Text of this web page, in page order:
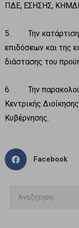
ΠΔΕ, ΕΣΗΣΗΣ,
5. Την κατάρτιση
επιδόσεων και της
διάστασης του
6. Την
Κεντρικής
Κυβέρνησης.
Facebook